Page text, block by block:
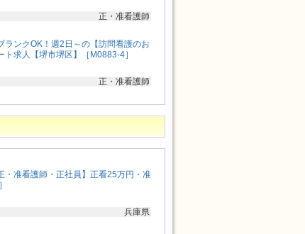
正・准看護師
ンクOK！週2日～の【訪問看護のお
求人【堺市堺区】［M0883-4］
正・准看護師
・准看護師・正社員】正看25万円・准
兵庫県